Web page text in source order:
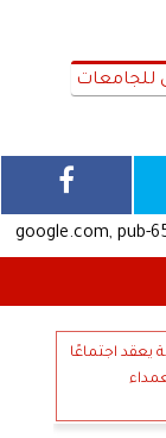
للجامعات
google.com, pub-
يعقد اجتماعًا